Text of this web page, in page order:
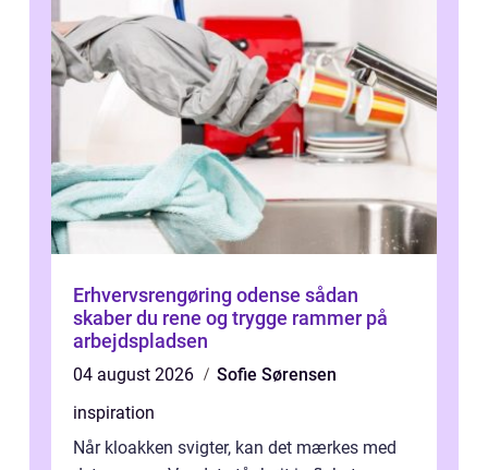
Erhvervsrengøring odense sådan
skaber du rene og trygge rammer på
arbejdspladsen
04 august 2026
Sofie Sørensen
inspiration
Når kloakken svigter, kan det mærkes med